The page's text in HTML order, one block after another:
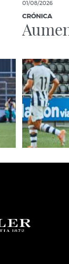
01/08/2026
CRÓNICA